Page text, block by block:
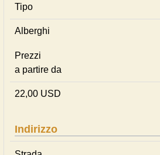
Tipo
Alberghi
Prezzi
a partire da
22,00 USD
Indirizzo